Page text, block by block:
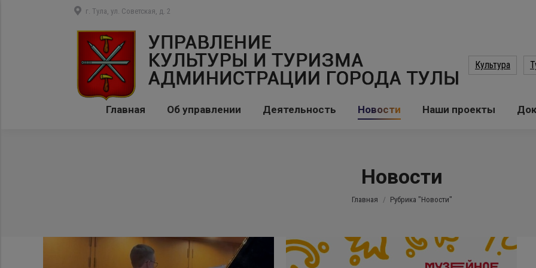
г. Тула, ул. Советская, д. 2
Культура
Главная Об управлении Деятельность Новости Наши проекты
Новости
Вы здесь:
Главная Рубрика "Новости"